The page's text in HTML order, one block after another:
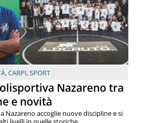
,CARPI,SPORT
Nazareno tra
e novità
Nazareno accoglie nuove discipline e si